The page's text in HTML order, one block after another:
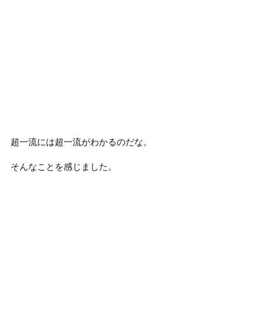
超一流には超一流がわかるのだな。
そんなことを感じました。